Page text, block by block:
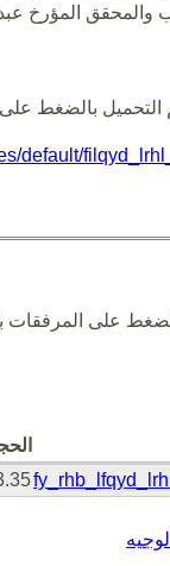
والمحقق المؤرخ
التحميل بالضغط
default/fil
على المرفقات
13.35